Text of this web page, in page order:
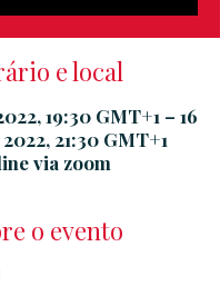
e local
19:30 GMT+1 – 16
21:30 GMT+1
via zoom
o evento